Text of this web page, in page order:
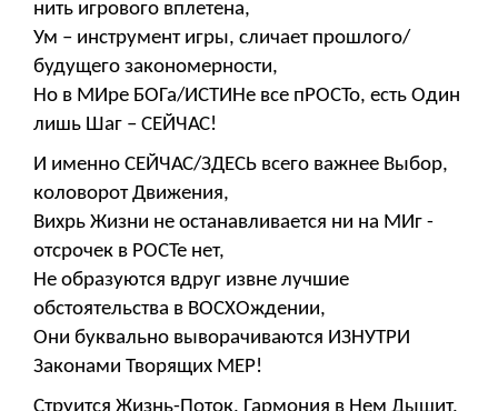
нить игрового вплетена,
Ум – инструмент игры, сличает прошлого/
будущего закономерности,
Но в МИре БОГа/ИСТИНе все пРОСТо, есть Один
лишь Шаг – СЕЙЧАС!
И именно СЕЙЧАС/ЗДЕСЬ всего важнее Выбор,
коловорот Движения,
Вихрь Жизни не останавливается ни на МИг -
отсрочек в РОСТе нет,
Не образуются вдруг извне лучшие
обстоятельства в ВОСХОждении,
Они буквально выворачиваются ИЗНУТРИ
Законами Творящих МЕР!